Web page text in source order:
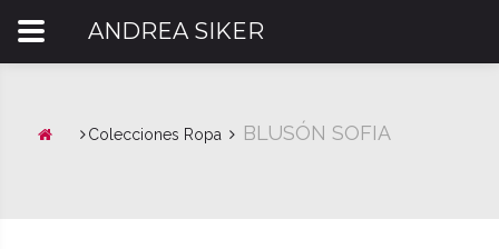
ANDREA SIKER
Colecciones Ropa BLUSÓN SOFIA